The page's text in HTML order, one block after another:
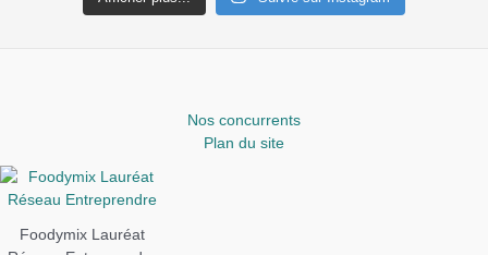
Nos concurrents
Plan du site
Foodymix Lauréat